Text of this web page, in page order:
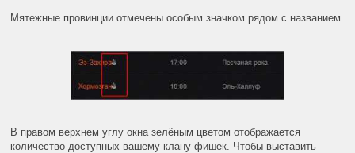
Мятежные провинции отмечены особым значком рядом с названием.
В правом верхнем углу окна зелёным цветом отображается
количество доступных вашему клану фишек. Чтобы выставить